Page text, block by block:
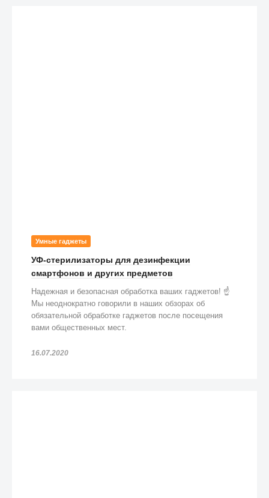
Умные гаджеты
УФ-стерилизаторы для дезинфекции
смартфонов и других предметов
Надежная и безопасная обработка ваших гаджетов! ☝️
Мы неоднократно говорили в наших обзорах об
обязательной обработке гаджетов после посещения
вами общественных мест.
16.07.2020